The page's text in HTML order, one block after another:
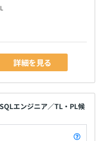
で配属をしていく想定で
仕事をしつつ、実践的な
ができます。
詳細を見る
エンジニア／TL・PL候